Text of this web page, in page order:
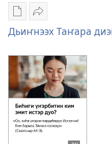
Публикациялар
электроннай
загрузкалара
Дьиҥнээх
Таҥара
диэн
кимий?
Үллэстии
Дьиҥнээх
диэн
кимий?
Дьиҥнээх Таҥара